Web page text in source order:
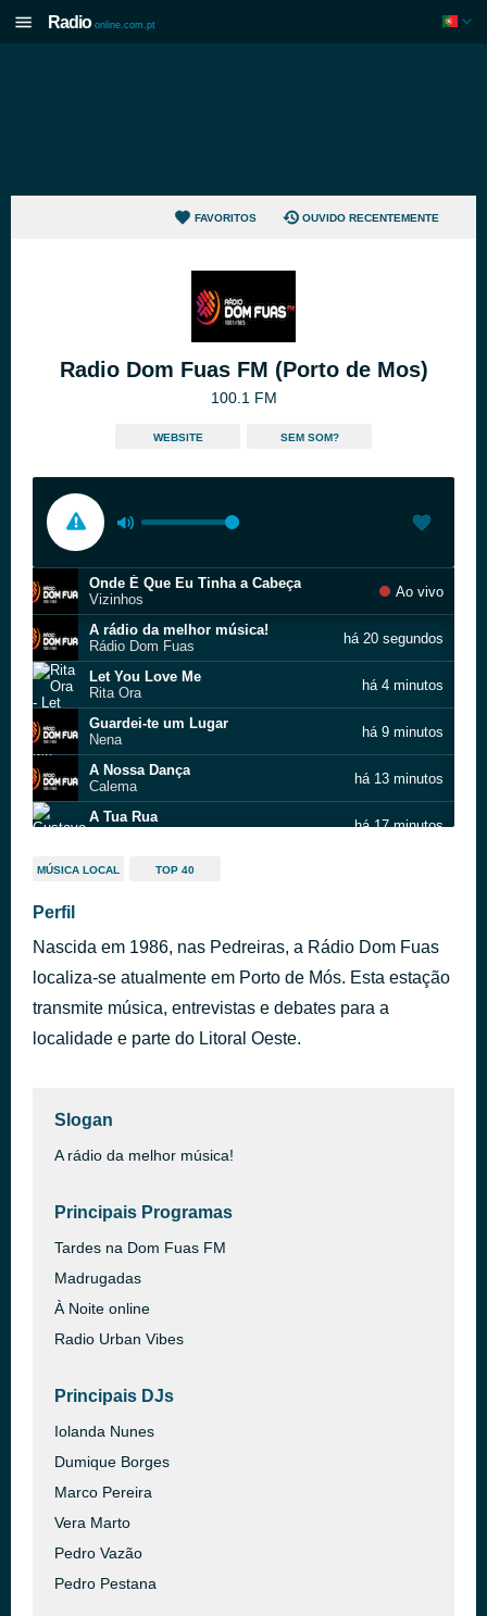
Radio online.com.pt
FAVORITOS OUVIDO RECENTEMENTE
Radio Dom Fuas FM (Porto de Mos)
100.1 FM
WEBSITE SEM SOM?
Onde É Que Eu Tinha a Cabeça
Vizinhos
Ao vivo
A rádio da melhor música!
Rádio Dom Fuas
há 20 segundos
Let You Love Me
Rita Ora
há 4 minutos
Guardei-te um Lugar
Nena
há 9 minutos
A Nossa Dança
Calema
há 13 minutos
A Tua Rua
há 17 minutos
No Matter Where I Go
A rádio da melhor música!
Rádio Dom Fuas
Rein Me In
Sam Fender
há 50 minutos
MÚSICA LOCAL TOP 40
Perfil
Nascida em 1986, nas Pedreiras, a Rádio Dom Fuas
localiza-se atualmente em Porto de Mós. Esta estação
transmite música, entrevistas e debates para a
localidade e parte do Litoral Oeste.
Slogan
A rádio da melhor música!
Principais Programas
Tardes na Dom Fuas FM
Madrugadas
À Noite online
Radio Urban Vibes
Principais DJs
Iolanda Nunes
Dumique Borges
Marco Pereira
Vera Marto
Pedro Vazão
Pedro Pestana